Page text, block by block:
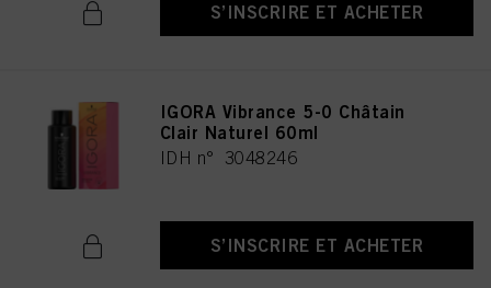
S’INSCRIRE ET ACHETER
IGORA Vibrance 5-0 Châtain
Clair Naturel 60ml
IDH n° 3048246
S’INSCRIRE ET ACHETER